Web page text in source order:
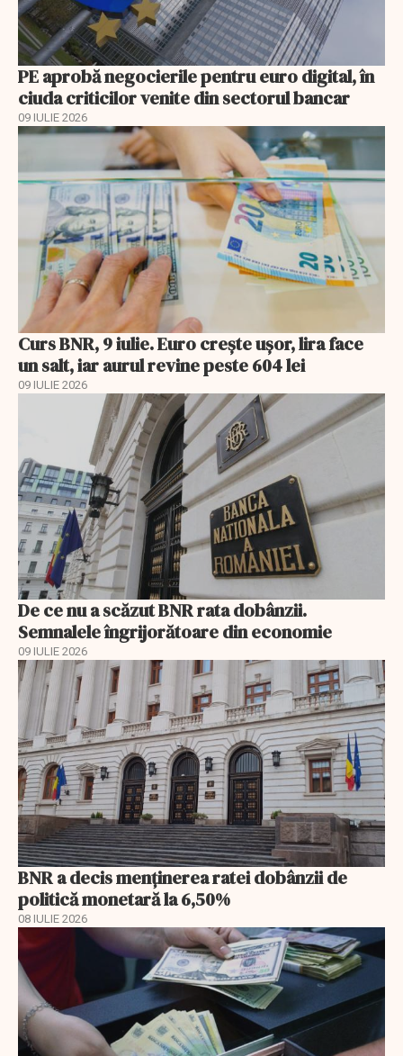
PE aprobă negocierile pentru euro digital, în
ciuda criticilor venite din sectorul bancar
09 IULIE 2026
Curs BNR, 9 iulie. Euro crește ușor, lira face
un salt, iar aurul revine peste 604 lei
09 IULIE 2026
De ce nu a scăzut BNR rata dobânzii.
Semnalele îngrijorătoare din economie
09 IULIE 2026
BNR a decis menţinerea ratei dobânzii de
politică monetară la 6,50%
08 IULIE 2026